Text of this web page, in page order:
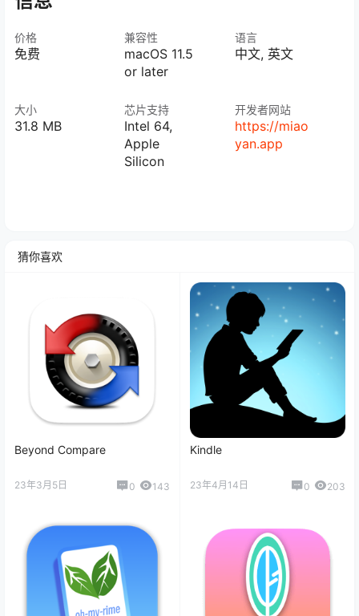
价格
免费
大小
31.8 MB
兼容性
macOS 11.5
or later
芯片支持
Intel 64,
Apple
Silicon
语言
中文, 英文
开发者网站
https://miao
yan.app
猜你喜欢
Beyond Compare
23年3月5日 0 143
Kindle
23年4月14日 0 203